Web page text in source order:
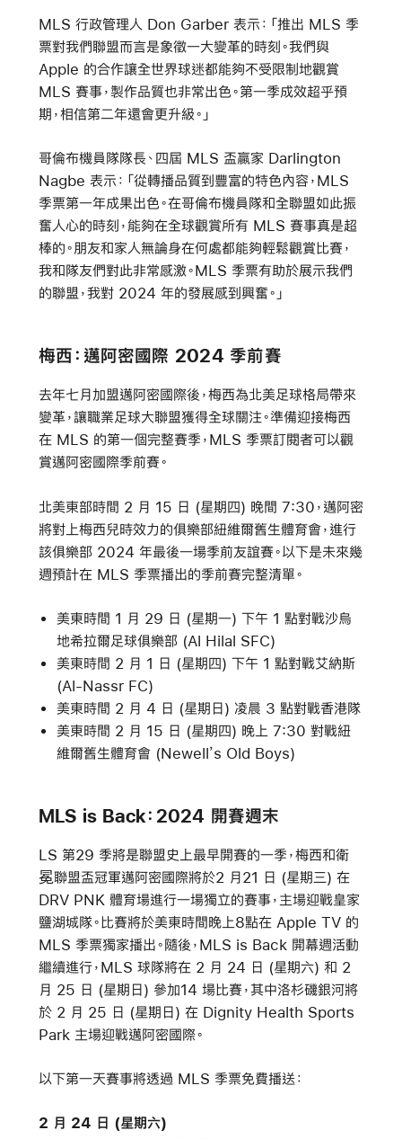
MLS 行政管理人 Don Garber 表示：「推出 MLS 季
票對我們聯盟而言是象徵一大變革的時刻。我們與
Apple 的合作讓全世界球迷都能夠不受限制地觀賞
MLS 賽事，製作品質也非常出色。第一季成效超乎預
期，相信第二年還會更升級。」
哥倫布機員隊隊長、四屆 MLS 盃贏家 Darlington
Nagbe 表示：「從轉播品質到豐富的特色內容，MLS
季票第一年成果出色。在哥倫布機員隊和全聯盟如此振
奮人心的時刻，能夠在全球觀賞所有 MLS 賽事真是超
棒的。朋友和家人無論身在何處都能夠輕鬆觀賞比賽，
我和隊友們對此非常感激。MLS 季票有助於展示我們
的聯盟，我對 2024 年的發展感到興奮。」
梅西：邁阿密國際 2024 季前賽
去年七月加盟邁阿密國際後，梅西為北美足球格局帶來
變革，讓職業足球大聯盟獲得全球關注。準備迎接梅西
在 MLS 的第一個完整賽季，MLS 季票訂閱者可以觀
賞邁阿密國際季前賽。
北美東部時間 2 月 15 日 (星期四) 晚間 7:30，邁阿密
將對上梅西兒時效力的俱樂部紐維爾舊生體育會，進行
該俱樂部 2024 年最後一場季前友誼賽。以下是未來幾
週預計在 MLS 季票播出的季前賽完整清單。
美東時間 1 月 29 日 (星期一) 下午 1 點對戰沙烏
地希拉爾足球俱樂部 (Al Hilal SFC)
美東時間 2 月 1 日 (星期四) 下午 1 點對戰艾納斯
(Al-Nassr FC)
美東時間 2 月 4 日 (星期日) 凌晨 3 點對戰香港隊
美東時間 2 月 15 日 (星期四) 晚上 7:30 對戰紐
維爾舊生體育會 (Newell’s Old Boys)
MLS is Back：2024 開賽週末
LS 第29 季將是聯盟史上最早開賽的一季，梅西和衛
冕聯盟盃冠軍邁阿密國際將於2 月21 日 (星期三) 在
DRV PNK 體育場進行一場獨立的賽事，主場迎戰皇家
鹽湖城隊。比賽將於美東時間晚上8點在 Apple TV 的
MLS 季票獨家播出。隨後，MLS is Back 開幕週活動
繼續進行，MLS 球隊將在 2 月 24 日 (星期六) 和 2
月 25 日 (星期日) 參加14 場比賽，其中洛杉磯銀河將
於 2 月 25 日 (星期日) 在 Dignity Health Sports
Park 主場迎戰邁阿密國際。
以下第一天賽事將透過 MLS 季票免費播送：
2 月 24 日 (星期六)